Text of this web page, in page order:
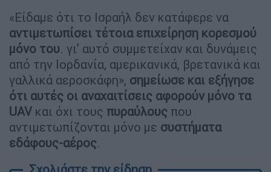
«Είδαμε ότι το Ισραήλ δεν κατάφερε να
αντιμετωπίσει τέτοια επιχείρηση κορεσμού
μόνο του. γι’ αυτό συμμετείχαν και δυνάμεις
από την Ιορδανία, αμερικανικά, βρετανικά και
γαλλικά αεροσκάφη», σημείωσε και εξήγησε
ότι αυτές οι αναχαιτίσεις αφορούν μόνο τα
UAV και όχι τους πυραύλους που
αντιμετωπίζονται μόνο με συστήματα
εδάφους-αέρος.